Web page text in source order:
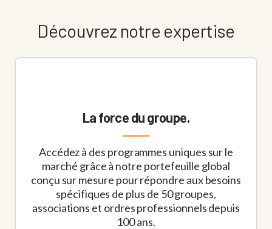
Découvrez notre expertise
La force du groupe.
Accédez à des programmes uniques sur le
marché grâce à notre portefeuille global
conçu sur mesure pour répondre aux besoins
spécifiques de plus de 50 groupes,
associations et ordres professionnels depuis
100 ans.